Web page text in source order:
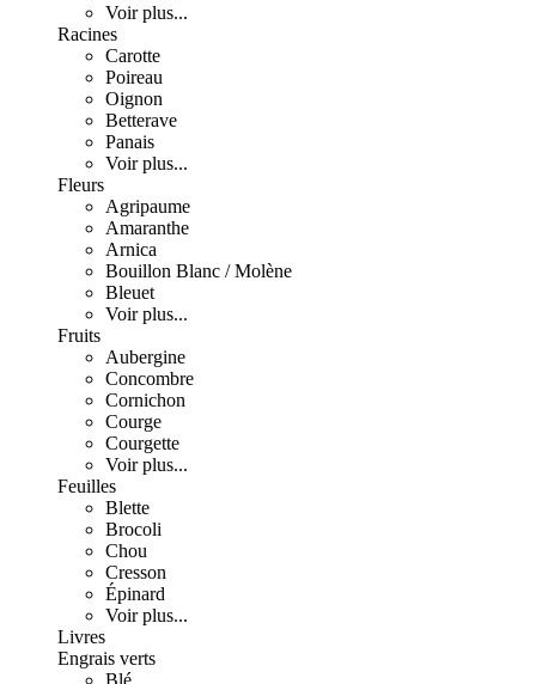
Voir plus...
Racines
Carotte
Poireau
Oignon
Betterave
Panais
Voir plus...
Fleurs
Agripaume
Amaranthe
Arnica
Bouillon Blanc / Molène
Bleuet
Voir plus...
Fruits
Aubergine
Concombre
Cornichon
Courge
Courgette
Voir plus...
Feuilles
Blette
Brocoli
Chou
Cresson
Épinard
Voir plus...
Livres
Engrais verts
Blé